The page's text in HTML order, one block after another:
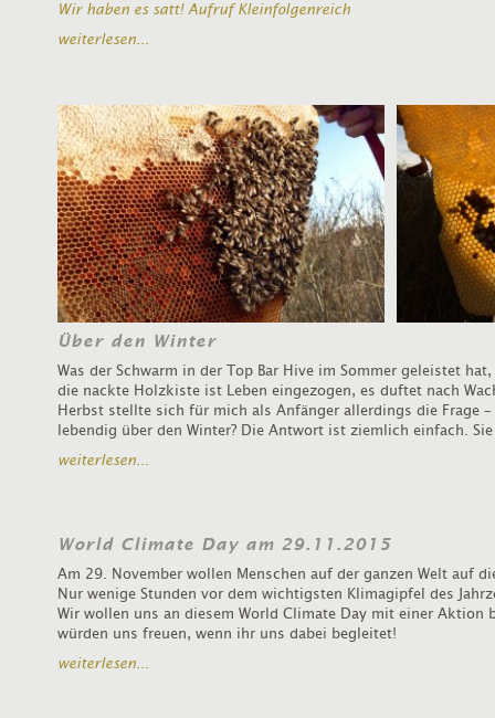
Wir haben es satt! Aufruf Kleinfolgenreich
weiterlesen...
Über den Winter
Was der Schwarm in der Top Bar Hive im Sommer geleistet
die nackte Holzkiste ist Leben eingezogen, es duftet nach
Herbst stellte sich für mich als Anfänger allerdings die Frage
lebendig über den Winter? Die Antwort ist ziemlich einfach.
weiterlesen...
World Climate Day am 29.11.2015
Am 29. November wollen Menschen auf der ganzen Welt auf
Nur wenige Stunden vor dem wichtigsten Klimagipfel des
Wir wollen uns an diesem World Climate Day mit einer Aktion
würden uns freuen, wenn ihr uns dabei begleitet!
weiterlesen...